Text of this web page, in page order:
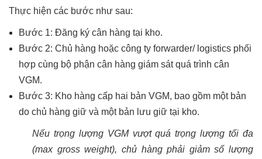
Thực hiện các bước như sau:
Bước 1: Đăng ký cân hàng tại kho.
Bước 2: Chủ hàng hoặc công ty forwarder/ logistics phối
hợp cùng bộ phận cân hàng giám sát quá trình cân
VGM.
Bước 3: Kho hàng cấp hai bản VGM, bao gồm một bản
do chủ hàng giữ và một bản lưu giữ tại kho.
Nếu trọng lượng VGM vượt quá trọng lượng tối đa
(max gross weight), chủ hàng phải giảm số lượng